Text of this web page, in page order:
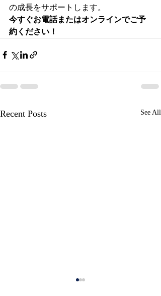
の成長をサポートします。
今すぐお電話またはオンラインでご予
約ください！
Recent Posts See All